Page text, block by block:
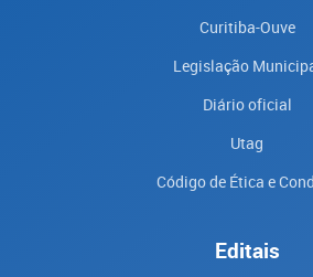
Curitiba-Ouve
Legislação
Diário oficial
Utag
Código de Ética e
Editais